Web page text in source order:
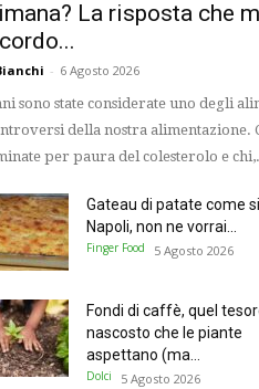
La risposta che
- 6 Agosto 2026
sono state considerate uno degli
della nostra alimentazione.
per paura del colesterolo e
Gateau di patate come
Napoli, non ne vorrai...
Finger Food 5 Agosto 2026
Fondi di caffè, quel
nascosto che le piante
aspettano (ma...
Dolci 5 Agosto 2026